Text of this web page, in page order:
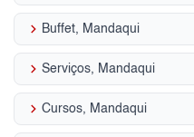
keyboard_arrow_right Buffet, Mandaqui
keyboard_arrow_right Serviços, Mandaqui
keyboard_arrow_right Cursos, Mandaqui